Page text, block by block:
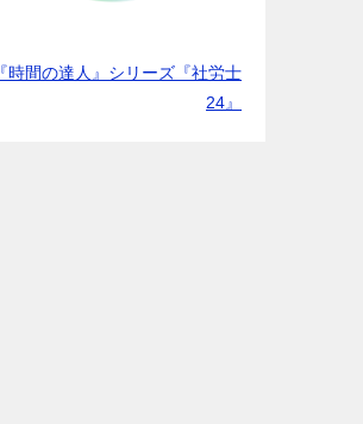
『時間の達人』シリーズ『社労士
24』